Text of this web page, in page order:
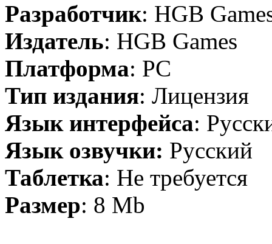
Разработчик: HGB
Издатель: HGB Games
Платформа: PC
Тип издания: Лицензия
Язык интерфейса:
Язык озвучки: Русский
Таблетка: Не требуется
Размер: 8 Mb